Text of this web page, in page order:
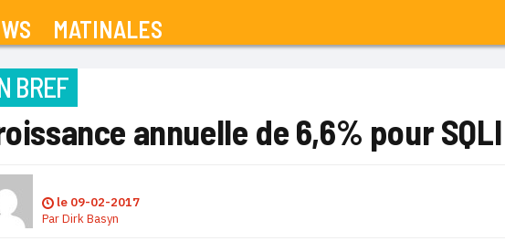
MATINALES
BREF
annuelle de 6,6% pour SQLI
le 09-02-2017
ParDirk Basyn